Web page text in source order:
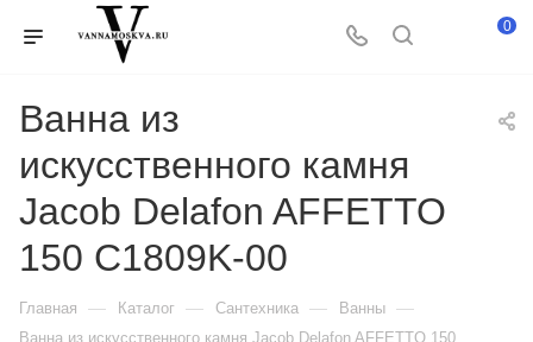
0
Ванна из
искусственного камня
Jacob Delafon AFFETTO
150 C1809K-00
Главная — Каталог — Сантехника — Ванны —
Ванна из искусственного камня Jacob Delafon AFFETTO 150